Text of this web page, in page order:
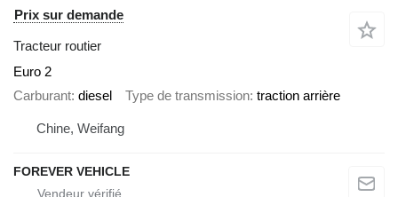
Prix sur demande
Tracteur routier
Euro 2
Carburant diesel Type de transmission traction arrière
Chine, Weifang
FOREVER VEHICLE